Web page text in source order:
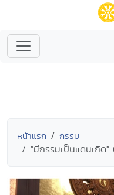
หน้าแรก กรรม
"มีกรรมเป็นแดนเกิด